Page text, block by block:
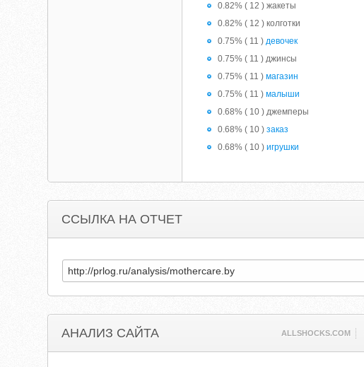
0.82% ( 12 ) жакеты
0.82% ( 12 ) колготки
0.75% ( 11 )девочек
0.75% ( 11 ) джинсы
0.75% ( 11 )магазин
0.75% ( 11 )малыши
0.68% ( 10 ) джемперы
0.68% ( 10 )заказ
0.68% ( 10 )игрушки
ССЫЛКА НА ОТЧЕТ
АНАЛИЗ САЙТА ALLSHOCKS.COM